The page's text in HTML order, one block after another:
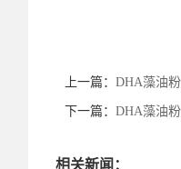
上一篇： DHA藻油
下一篇： DHA藻油
相关新闻：